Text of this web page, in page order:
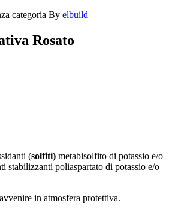
categoria By elbuild
Rosato
(solfiti) metabisolfito di potassio e/o
stabilizzanti poliaspartato di potassio e/o
in atmosfera protettiva.